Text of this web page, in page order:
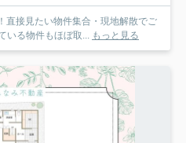
直接見たい物件集合・現地解散でご
いる物件もほぼ取... もっと見る